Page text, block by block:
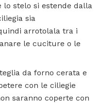
stelo si estende dalla
sia
arrotolala tra i
le cuciture o le
da forno cerata e
con le ciliegie
saranno coperte con